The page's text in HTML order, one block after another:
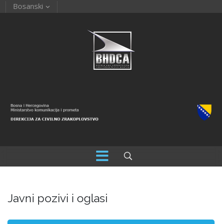
Bosanski
Javni pozivi i oglasi